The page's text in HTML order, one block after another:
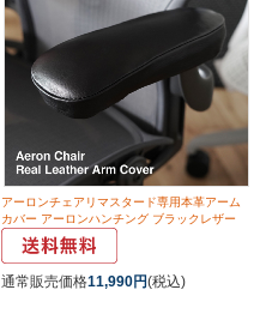
アーロンチェアリマスタード専用本革アーム
カバー アーロンハンチング ブラックレザー
通常販売価格11,990円(税込)